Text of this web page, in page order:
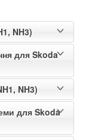
NH3)
для Skoda
NH3)
для Skoda